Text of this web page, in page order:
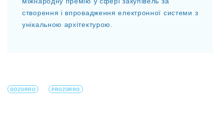
створення і впровадження електронної системи з
унікальною архітектурою.
DOZORRO PROZORRO